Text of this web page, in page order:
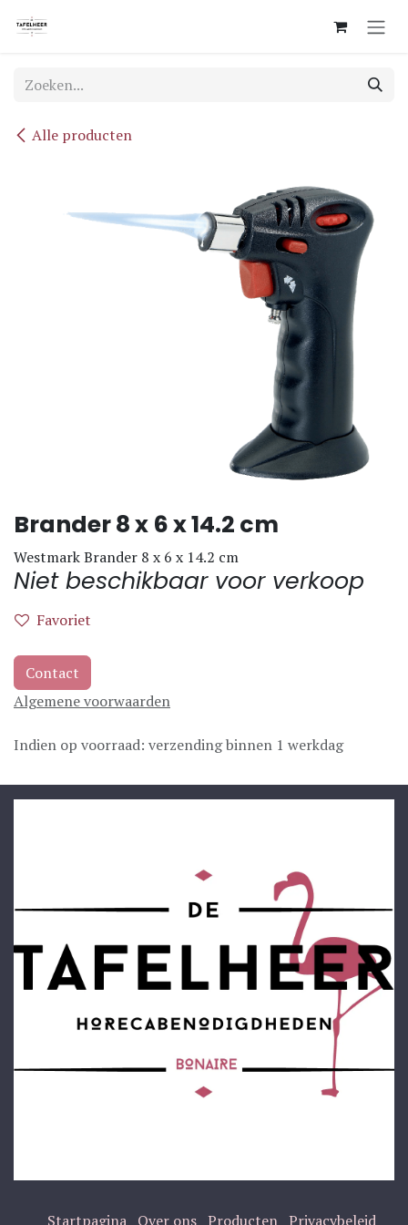
Alle producten
Brander 8 x 6 x 14.2 cm
Westmark Brander 8 x 6 x 14.2 cm
Niet beschikbaar voor verkoop
Favoriet
Contact
Algemene voorwaarden
Indien op voorraad: verzending binnen 1 werkdag
Startpagina Over ons Producten Privacybeleid